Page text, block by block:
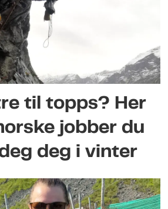
til topps? Her
jobber du
deg i vinter